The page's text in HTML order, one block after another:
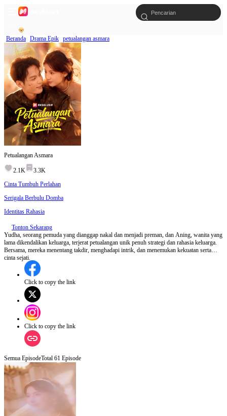
Beranda Drama Epik petualangan asmara
Petualangan Asmara
2.1K
3.3K
Cinta Tumbuh Perlahan
Serigala Berbulu Domba
Identitas Rahasia
Tonton Sekarang
Yudha, seorang pemuda yang dianggap nakal dan menjadi preman, dan Aning, wanita yang
lama dikendalikan keluarga, terjerat petualangan unik penuh strategi dan rahasia keluarga.
Bersama, mereka menentang takdir, menghadapi intrik, dan menemukan kekuatan serta
cinta sejati.
Click to copy the link
Click to copy the link
Semua EpisodeTotal 61 Episode